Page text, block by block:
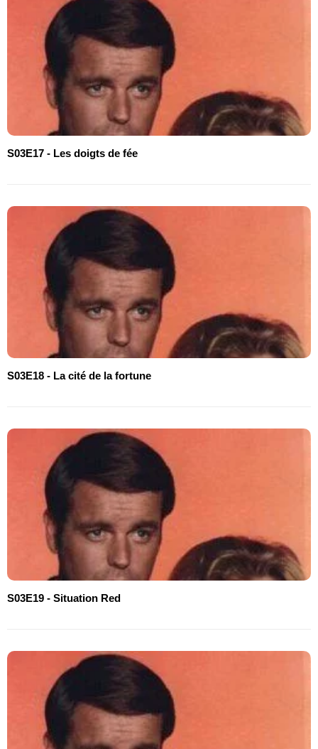
S03E17 - Les doigts de fée
S03E18 - La cité de la fortune
S03E19 - Situation Red